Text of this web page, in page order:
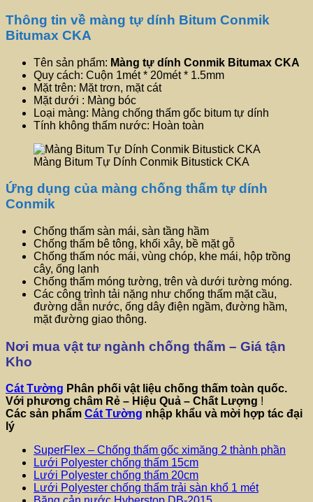
Thông tin về màng tự dính Bitum Conmik
Bitumax CKA
Tên sản phẩm: Màng tự dính Conmik Bitumax CKA
Quy cách: Cuộn 1mét * 20mét * 1.5mm
Mặt trên: Mặt trơn, mặt cát
Mặt dưới : Màng bóc
Loại màng: Màng chống thấm gốc bitum tự dính
Tính không thấm nước: Hoàn toàn
Màng Bitum Tự Dính Conmik Bitustick CKA
Ứng dụng của màng chống thấm tự dính
Conmik
Chống thấm sàn mái, sàn tầng hầm
Chống thấm bê tông, khối xây, bề mặt gỗ
Chống thấm nóc mái, vùng chóp, khe mái, hộp trồng
cây, ống lạnh
Chống thấm móng tường, trên và dưới tường móng.
Các công trình tải nặng như chống thấm mặt cầu,
đường dẫn nước, ống dây điện ngầm, đường hầm,
mặt đường giao thông.
Nơi mua vật tư ngành chống thấm – Giá tận
Kho
Cát Tường Phân phối vật liệu chống thấm toàn quốc.
Với phương châm Rẻ – Hiệu Quả – Chất Lượng !
Các sản phẩm Cát Tường nhập khẩu và mời hợp tác đại
lý
SuperFlex – Chống thấm gốc ximăng 2 thành phần
Lưới Polyester chống thấm 15cm
Lưới Polyester chống thấm 20cm
Lưới Polyester chống thấm trải sàn khổ 1 mét